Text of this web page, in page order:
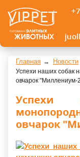
Главная Новости
Успехи наших собак
овчарок "Миллениум-
Успехи
овчарок